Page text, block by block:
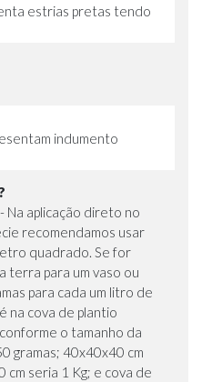
estrias pretas tendo
indumento
Na aplicação direto no
recomendamos usar
quadrado. Se for
terra para um vaso ou
para cada um litro de
na cova de plantio
o tamanho da
gramas; 40x40x40 cm
cm seria 1 Kg; e cova de